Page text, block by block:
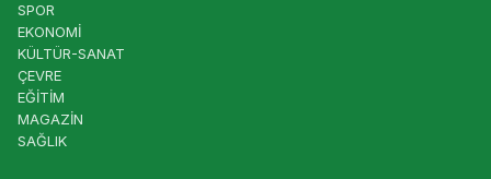
SPOR
EKONOMİ
KÜLTÜR-SANAT
ÇEVRE
EĞİTİM
MAGAZİN
SAĞLIK